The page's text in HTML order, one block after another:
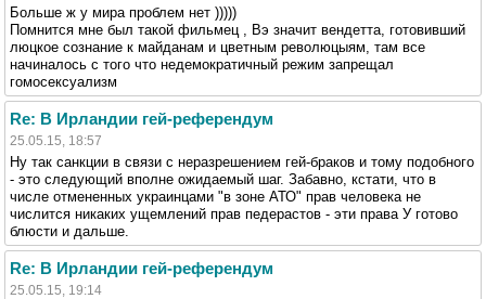
Больше ж у мира проблем нет )))))
Помнится мне был такой фильмец , Вэ значит вендетта, готовивший
люцкое сознание к майданам и цветным революцыям, там все
начиналось с того что недемократичный режим запрещал
гомосексуализм
Re: В Ирландии гей-референдум
25.05.15, 18:57
Ну так санкции в связи с неразрешением гей-браков и тому подобного
- это следующий вполне ожидаемый шаг. Забавно, кстати, что в
числе отмененных украинцами "в зоне АТО" прав человека не
числится никаких ущемлений прав педерастов - эти права У готово
блюсти и дальше.
Re: В Ирландии гей-референдум
25.05.15, 19:14